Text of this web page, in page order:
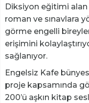
Diksiyon eğitimi
roman ve sınavlara
görme engelli
erişimini
sağlanıyor.
Engelsiz Kafe
proje kapsamında
200’ü aşkın kitap